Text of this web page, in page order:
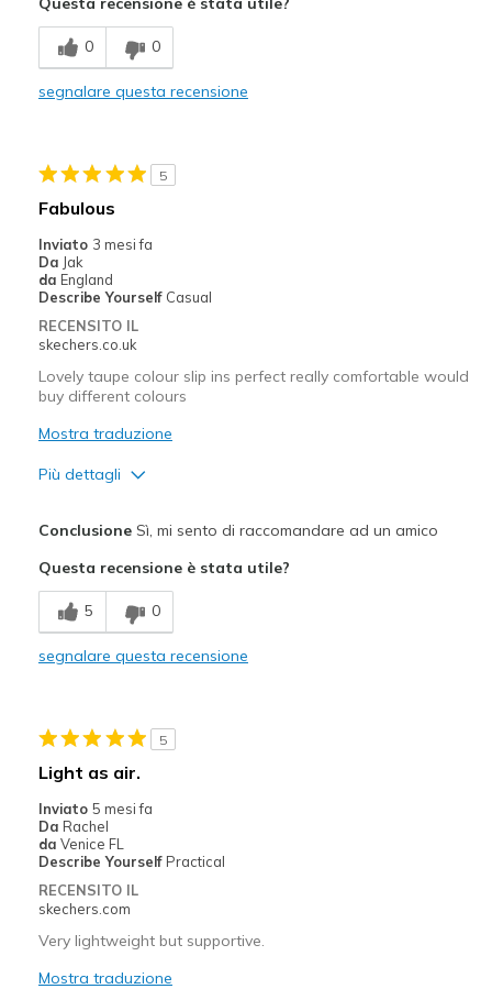
Sizing
View On Shoes
0 0
segnalare questa recensione
5
Fabulous
Inviato 3 mesi fa
Da Jak
da England
Describe Yourself Casual
RECENSITO IL
skechers.co.uk
Lovely taupe colour slip ins perfect really comfortable would
buy different colours
Mostra traduzione
Più dettagli
Breathe Well
Comfortable
Casual Wear
Width
Sizing
Feels true to size
View On Shoes
ConclusioneSì, mi sento di raccomandare ad un amico
Questa recensione è stata utile?
5 0
segnalare questa recensione
5
Light as air.
Inviato 5 mesi fa
Da Rachel
da Venice FL
Describe Yourself Practical
RECENSITO IL
skechers.com
Very lightweight but supportive.
Mostra traduzione